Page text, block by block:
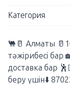
Категория
🐫🥛 Алматы
тәжірибесі бар
доставка бар
беру үшін⬇️